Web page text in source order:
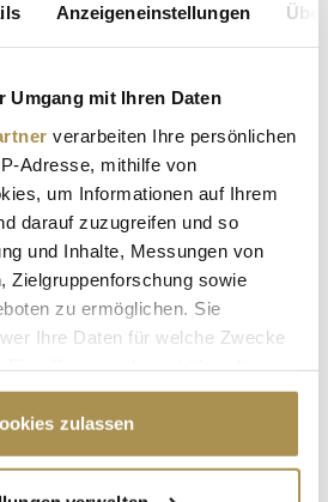
Anzeigeneinstellungen
Umgang mit Ihren Daten
verarbeiten Ihre persönlichen
Adresse, mithilfe von
um Informationen auf Ihrem
darauf zuzugreifen und so
und Inhalte, Messungen von
Zielgruppenforschung sowie
zu ermöglichen. Sie
Ihre Daten für welche Zwecke
durch Klicken auf das Privacy
oder widerrufen
zulassen
Seite 15 / 15
ALLE GALERIEN